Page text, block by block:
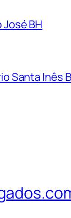
BH
Santa Inês